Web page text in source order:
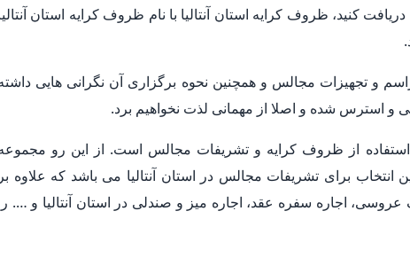
کنید، ظروف کرایه استان آنتالیا با نام ظروف کرایه استان
و تجهیزات مجالس و همچنین نحوه برگزاری آن نگرانی هایی
استرس شده و اصلا از مهمانی لذت نخواهیم برد.
استفاده از ظروف کرایه و تشریفات مجالس است. از این رو
انتخاب برای تشریفات مجالس در استان آنتالیا می باشد که علاوه
اجاره سفره عقد، اجاره میز و صندلی در استان آنتالیا و ….